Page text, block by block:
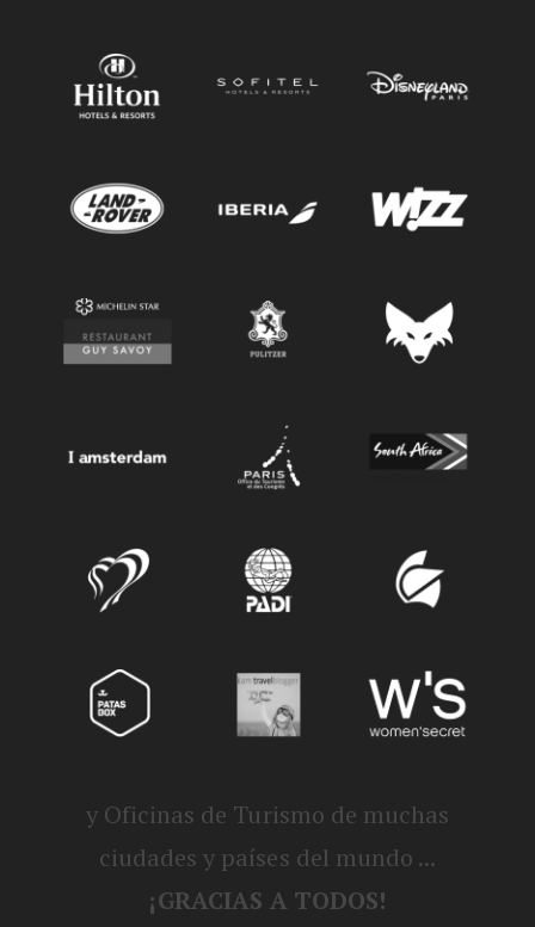
y Oficinas de Turismo de muchas
ciudades y países del mundo ...
¡GRACIAS A TODOS!